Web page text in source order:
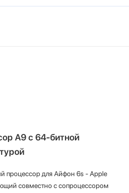
А9 с 64-битной
процессор для Айфон 6s - Apple
совместно с сопроцессором